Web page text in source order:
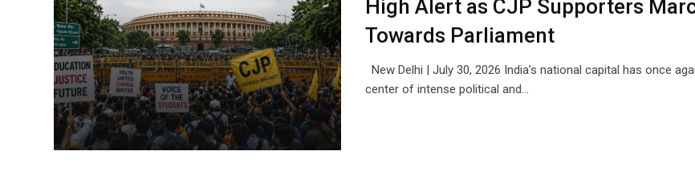
High Alert as CJP Supporters
Towards Parliament
New Delhi | July 30, 2026 India’s national capital has once
center of intense political and…